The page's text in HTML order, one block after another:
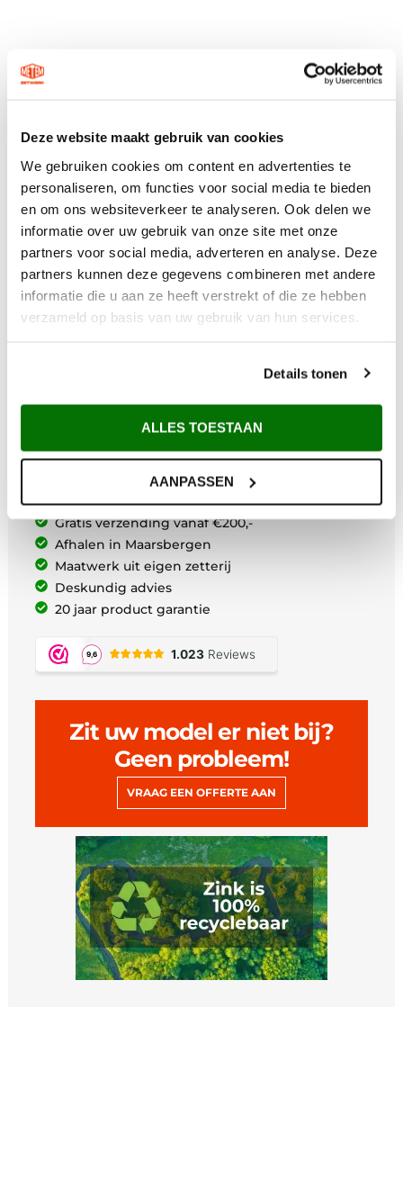
Deze website maakt gebruik van cookies
We gebruiken cookies om content en advertenties te
personaliseren, om functies voor social media te bieden
en om ons websiteverkeer te analyseren. Ook delen we
informatie over uw gebruik van onze site met onze
partners voor social media, adverteren en analyse. Deze
partners kunnen deze gegevens combineren met andere
informatie die u aan ze heeft verstrekt of die ze hebben
verzameld op basis van uw gebruik van hun services.
Details tonen
ALLES TOESTAAN
AANPASSEN
Waarom Metem Zetwerk?
Voor 12:00 uur besteld vandaag verzonden*
Gratis verzending vanaf €200,-
Afhalen in Maarsbergen
Maatwerk uit eigen zetterij
Deskundig advies
20 jaar product garantie
Zit uw model er niet bij?
Geen probleem!
VRAAG EEN OFFERTE AAN